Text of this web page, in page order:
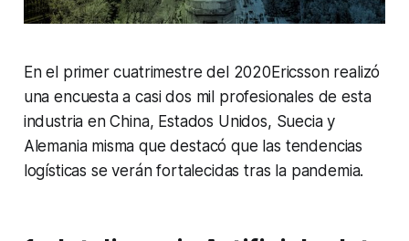
En el primer cuatrimestre del 2020Ericsson realizó
una encuesta a casi dos mil profesionales de esta
industria en China, Estados Unidos, Suecia y
Alemania misma que destacó que las tendencias
logísticas se verán fortalecidas tras la pandemia.